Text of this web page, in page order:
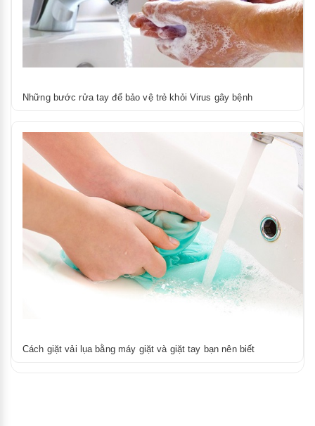
Những bước rửa tay để bảo vệ trẻ khỏi Virus gây bệnh
Cách giặt vải lụa bằng máy giặt và giặt tay bạn nên biết